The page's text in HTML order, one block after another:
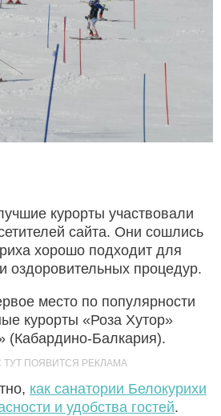
курорты участвовали
сайта. Они сошлись
хорошо подходит для
оздоровительных процедур.
место по популярности
курорты «Роза Хутор»
(Кабардино-Балкария).
как санатории Белокурихи
и удобства гостей.